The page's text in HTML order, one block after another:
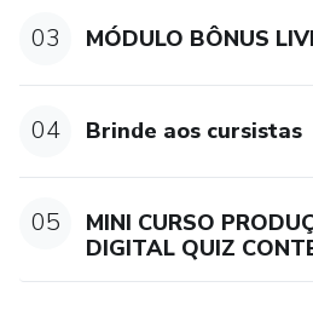
✅ Material inédito (com sinais
✅ Certificado de 50h
03 MÓDULO BÔNUS
04 Brinde aos cursistas
05
MINI CURSO
DIGITAL QUIZ